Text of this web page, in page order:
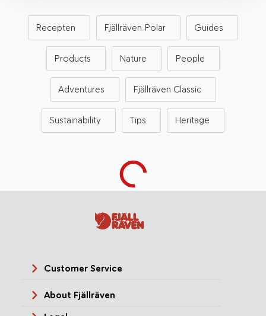
Recepten Fjällräven Polar Guides
Products Nature People
Adventures Fjällräven Classic
Sustainability Tips Heritage
Customer Service
About Fjällräven